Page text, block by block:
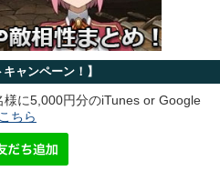
キャンペーン！】
に5,000円分のiTunes or Google
ちら